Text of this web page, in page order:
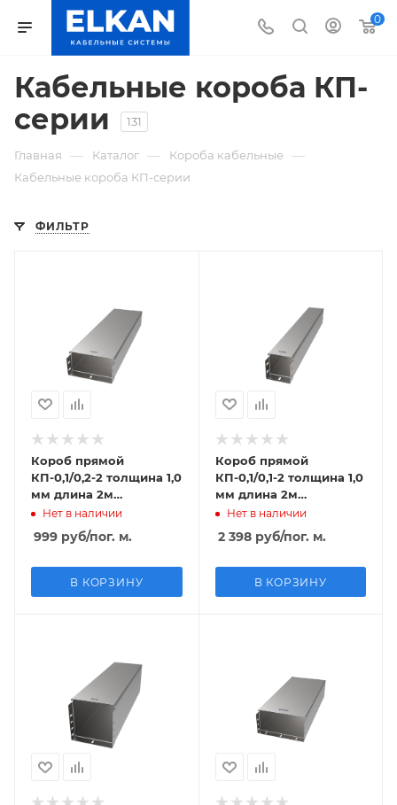
0
Кабельные короба КП-
серии
131
Главная — Каталог — Короба кабельные —
Кабельные короба КП-серии
ФИЛЬТР
Короб прямой
КП-0,1/0,2-2 толщина 1,0
мм длина 2м
оцинкованный
Нет в наличии
999 руб/пог. м.
В КОРЗИНУ
Короб прямой
КП-0,1/0,1-2 толщина 1,0
мм длина 2м
нержавеющая сталь
Нет в наличии
2 398руб/пог. м.
В КОРЗИНУ